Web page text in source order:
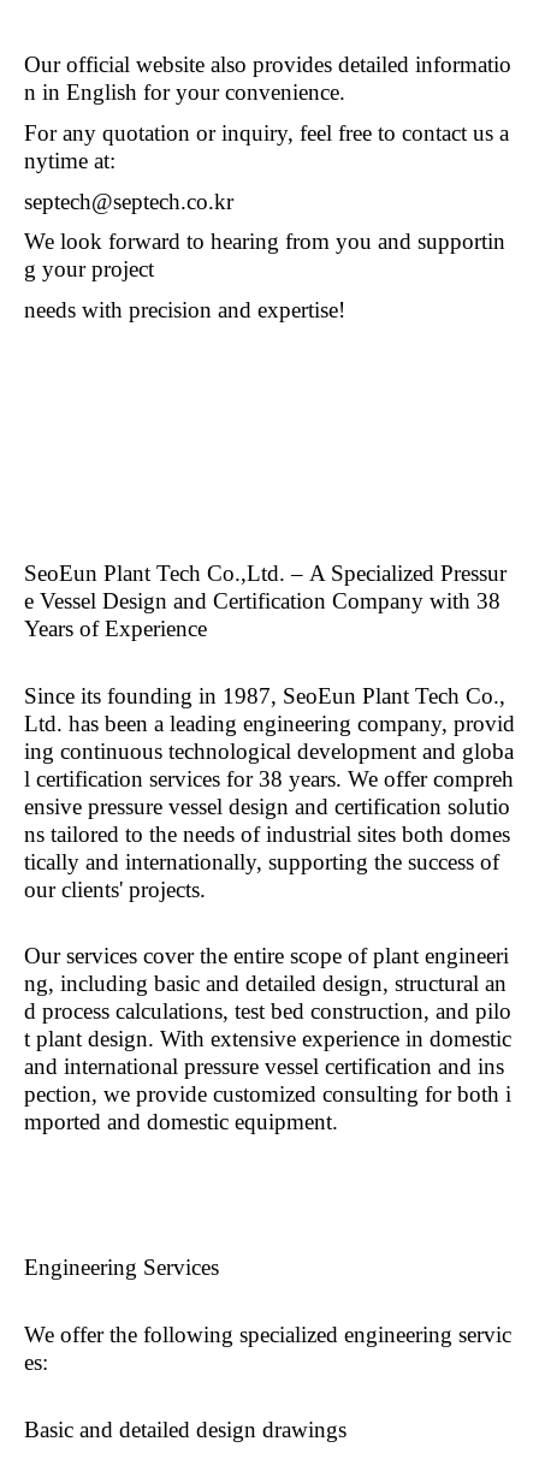
Our official website also provides detailed informatio
n in English for your convenience.
For any quotation or inquiry, feel free to contact us a
nytime at:
septech@septech.co.kr
We look forward to hearing from you and supportin
g your project
needs with precision and expertise!
SeoEun Plant Tech Co.,Ltd.– A Specialized Pressur
e Vessel Design and Certification Company with 38
Years of Experience
Since its founding in 1987, SeoEun Plant Tech Co.,
Ltd. has been a leading engineering company, provid
ing continuous technological development and globa
l certification services for 38 years. We offer compreh
ensive pressure vessel design and certification solutio
ns tailored to the needs of industrial sites both domes
tically and internationally, supporting the success of
our clients' projects.
Our services cover the entire scope of plant engineeri
ng, including basic and detailed design, structural an
d process calculations, test bed construction, and pilo
t plant design. With extensive experience in domestic
and international pressure vessel certification and ins
pection, we provide customized consulting for both i
mported and domestic equipment.
Engineering Services
We offer the following specialized engineering servic
es:
Basic and detailed design drawings